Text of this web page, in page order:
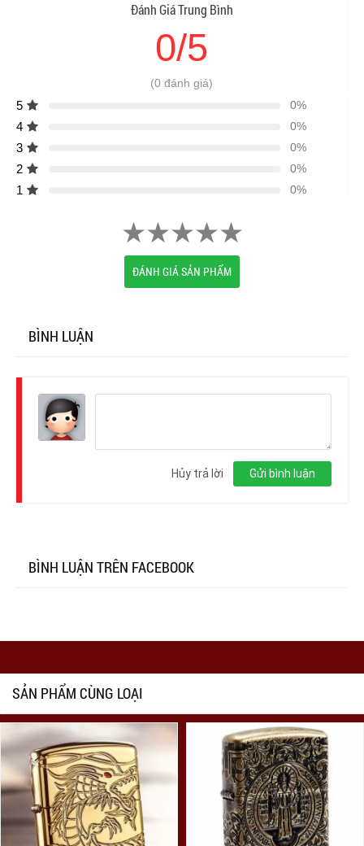
Đánh Giá Trung Bình
0/5
(0 đánh giá)
5 0%
4 0%
3 0%
2 0%
1 0%
ĐÁNH GIÁ SẢN PHẨM
BÌNH LUẬN
Gửi bình luận
Hủy trả lời
BÌNH LUẬN TRÊN FACEBOOK
SẢN PHẨM CÙNG LOẠI